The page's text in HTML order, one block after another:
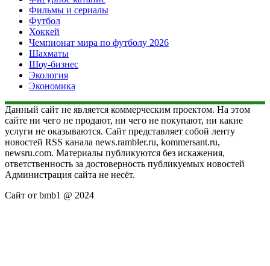
Фильмы и сериалы
Футбол
Хоккей
Чемпионат мира по футболу 2026
Шахматы
Шоу-бизнес
Экология
Экономика
Данный сайт не является коммерческим проектом. На этом
сайте ни чего не продают, ни чего не покупают, ни какие
услуги не оказываются. Сайт представляет собой ленту
новостей RSS канала news.rambler.ru, kommersant.ru,
newsru.com. Материалы публикуются без искажения,
ответственность за достоверность публикуемых новостей
Администрация сайта не несёт.
Сайт от bmb1 @ 2024